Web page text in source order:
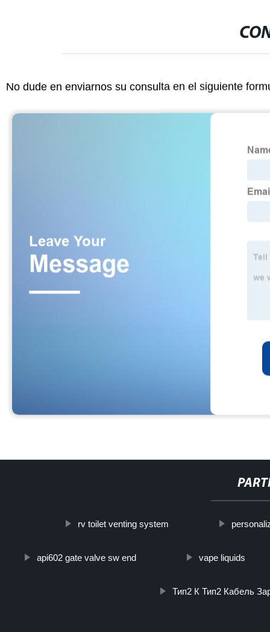
No dude en enviarnos su consulta en el siguiente
rv toilet venting system
api602 gate valve sw end vape liquids
Тип2 К Тип2 Кабель